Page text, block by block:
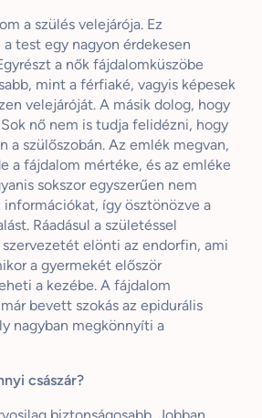
a szülés velejárója. Ez
test egy nagyon érdekesen
a nők fájdalomküszöbe
mint a férfiaké, vagyis képesek
velejáróját. A másik dolog, hogy
nő nem is tudja felidézni, hogy
a szülőszobán. Az emlék megvan,
a fájdalom mértéke, és az emléke
sokszor egyszerűen nem
így ösztönözve a
Ráadásul a születéssel
elönti az endorfin, ami
a gyermekét először
a kezébe. A fájdalom
bevett szokás az epidurális
nagyban megkönnyíti a
császár?